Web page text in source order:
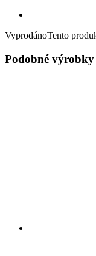
VyprodánoTento
Podobné výrobky